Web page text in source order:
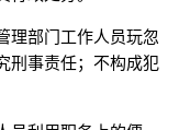
部门工作人员玩忽
刑事责任；不构成犯